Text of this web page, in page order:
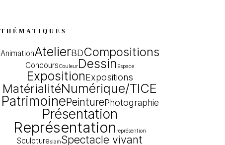
THÉMATIQUES
AnimationAtelierBDCompositions
ConcoursCouleurDessin Espace
ExpositionExpositions
MatérialitéNumérique/TICE
PatrimoinePeinturePhotographie
Présentation
Représentation représention
SculptureslamSpectacle vivant